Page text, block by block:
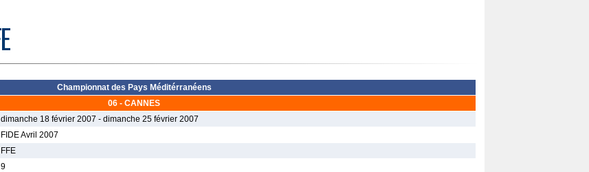
Championnat des Pays Méditérranéens
06 - CANNES
dimanche 18 février 2007 - dimanche 25 février 2007
FIDE Avril 2007
FFE
9